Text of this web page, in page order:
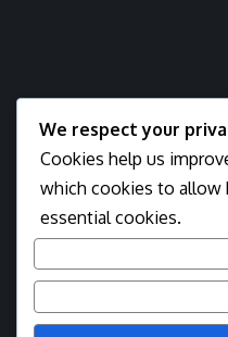
We respect your
Cookies help us
which cookies to allow
essential cookies.